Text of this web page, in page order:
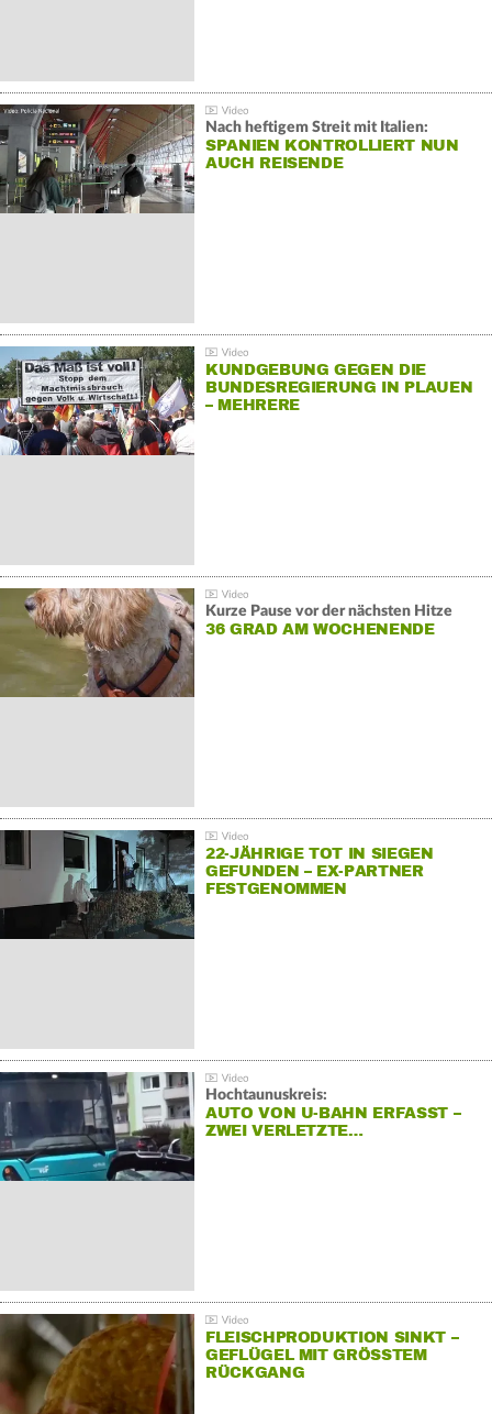
Nach heftigem Streit mit Italien:
SPANIEN KONTROLLIERT NUN
AUCH REISENDE
KUNDGEBUNG GEGEN DIE
BUNDESREGIERUNG IN PLAUEN
– MEHRERE
Kurze Pause vor der nächsten Hitze
36 GRAD AM WOCHENENDE
22-JÄHRIGE TOT IN SIEGEN
GEFUNDEN – EX-PARTNER
FESTGENOMMEN
Hochtaunuskreis:
AUTO VON U-BAHN ERFASST –
ZWEI VERLETZTE…
FLEISCHPRODUKTION SINKT –
GEFLÜGEL MIT GRÖSSTEM R
ÜCKGANG